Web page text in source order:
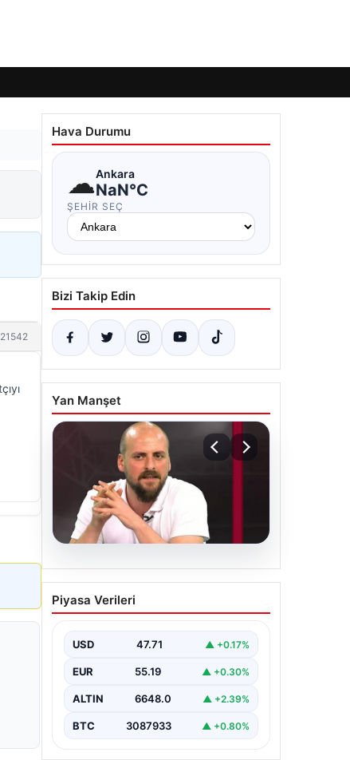
Hava Durumu
☁Ankara
NaN°C
ŞEHIR SEÇ
Bizi Takip Edin
Yan Manşet
06.08.2026
Transfer krizi
soruşturmaya dönüştü!
harekete geçildi
Piyasa Verileri
USD 47.71 ▲ +0.17%
EUR 55.19 ▲ +0.30%
ALTIN 6648.0 ▲ +2.39%
BTC 3087933 ▲ +0.80%